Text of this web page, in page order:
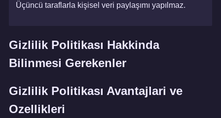
Üçüncü taraflarla kişisel veri paylaşımı yapılmaz.
Gizlilik Politikası Hakkinda
Bilinmesi Gerekenler
Gizlilik Politikası Avantajlari ve
Ozellikleri